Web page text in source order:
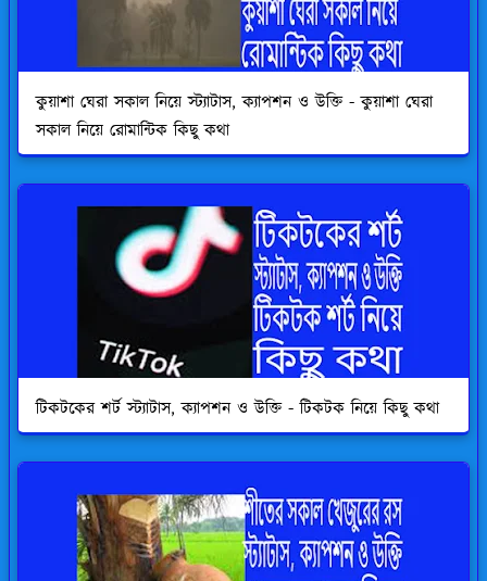
কুয়াশা ঘেরা সকাল নিয়ে স্ট্যাটাস, ক্যাপশন ও উক্তি - কুয়াশা ঘেরা
সকাল নিয়ে রোমান্টিক কিছু কথা
টিকটকের শর্ট স্ট্যাটাস, ক্যাপশন ও উক্তি - টিকটক নিয়ে কিছু কথা